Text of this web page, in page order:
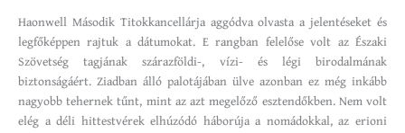
Haonwell Második Titokkancellárja aggódva olvasta a jelentéseket és
legfőképpen rajtuk a dátumokat. E rangban felelőse volt az Északi
Szövetség tagjának szárazföldi-, vízi- és légi birodalmának
biztonságáért. Ziadban álló palotájában ülve azonban ez még inkább
nagyobb tehernek tűnt, mint az azt megelőző esztendőkben. Nem volt
elég a déli hittestvérek elhúzódó háborúja a nomádokkal, az erioni